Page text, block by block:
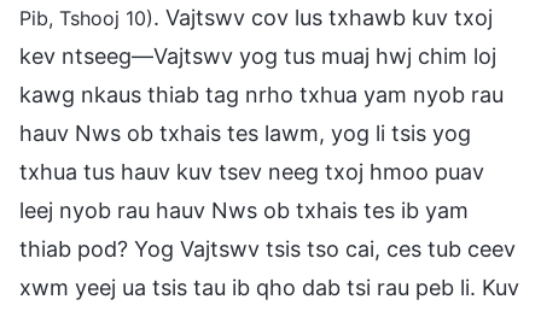
Pib, Tshooj 10). Vajtswv cov lus txhawb kuv txoj
kev ntseeg—Vajtswv yog tus muaj hwj chim loj
kawg nkaus thiab tag nrho txhua yam nyob rau
hauv Nws ob txhais tes lawm, yog li tsis yog
txhua tus hauv kuv tsev neeg txoj hmoo puav
leej nyob rau hauv Nws ob txhais tes ib yam
thiab pod? Yog Vajtswv tsis tso cai, ces tub ceev
xwm yeej ua tsis tau ib qho dab tsi rau peb li. Kuv